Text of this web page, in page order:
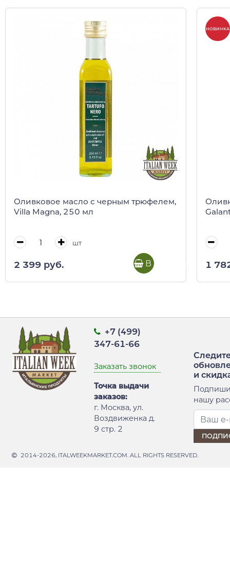
Оливковое масло с черным трюфелем,
Villa Magna, 250 мл
шт
2 399 руб. В корзину
НОВИНКА
1
+7 (499)
347-61-66
Заказать звонок
Точка выдачи
заказов:
г. Москва, ул.
Воздвиженка д.
9 стр. 2
и
нашу
2014-2026, ITALWEEKMARKET.COM. ALL RIGHTS RESERVED.